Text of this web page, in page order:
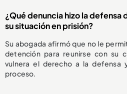
¿Qué denuncia hizo la defensa
su situación en prisión?
Su abogada afirmó que no le
detención para reunirse con su
vulnera el derecho a la defensa
proceso.